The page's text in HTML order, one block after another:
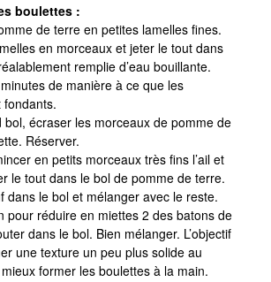
boulettes :
de terre en petites lamelles fines.
en morceaux et jeter le tout dans
remplie d’eau bouillante.
de manière à ce que les
fondants.
bol, écraser les morceaux de pomme de
Réserver.
en petits morceaux très fins l’ail et
le tout dans le bol de pomme de terre.
dans le bol et mélanger avec le reste.
pour réduire en miettes 2 des batons de
dans le bol. Bien mélanger. L’objectif
une texture un peu plus solide au
former les boulettes à la main.